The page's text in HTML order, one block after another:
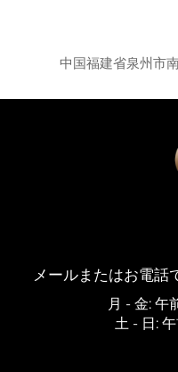
中国福建省泉州市
メールまたはお電話
月 - 金: 午
土 - 日: